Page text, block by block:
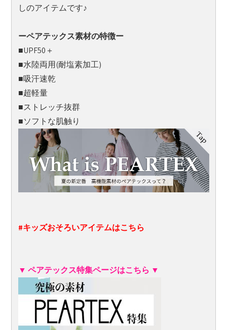
しのアイテムです♪
ーペアテックス素材の特徴ー
■UPF50＋
■水陸両用(耐塩素加工)
■吸汗速乾
■超軽量
■ストレッチ抜群
■ソフトな肌触り
#キッズおそろいアイテムはこちら
▼ ペアテックス特集ページはこちら ▼